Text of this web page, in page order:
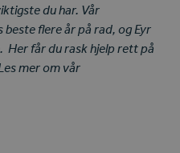
du har. Vår
flere år på rad, og Eyr
Her får du rask hjelp rett på
mer om vår